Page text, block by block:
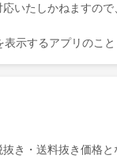
いたしかねますので
示するアプリのこと
き・送料抜き価格と